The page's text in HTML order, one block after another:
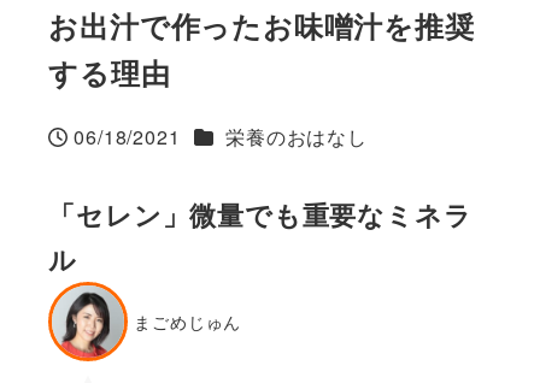
お出汁で作ったお味噌汁を推奨
する理由
投稿日
06/18/2021 カテゴリー
栄養のおはなし
「セレン」微量でも重要なミネラ
ル
まごめじゅん